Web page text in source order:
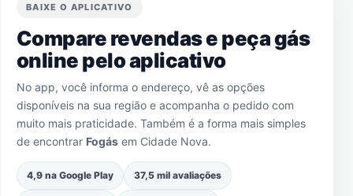
BAIXE O APLICATIVO
Compare revendas e peça gás
online pelo aplicativo
No app, você informa o endereço, vê as opções
disponíveis na sua região e acompanha o pedido com
muito mais praticidade. Também é a forma mais simples
de encontrar Fogás em Cidade Nova.
4,9 na Google Play 37,5 mil avaliações